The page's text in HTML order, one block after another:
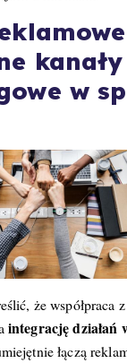
kanały
w
że współpraca
integrację działań
łączą